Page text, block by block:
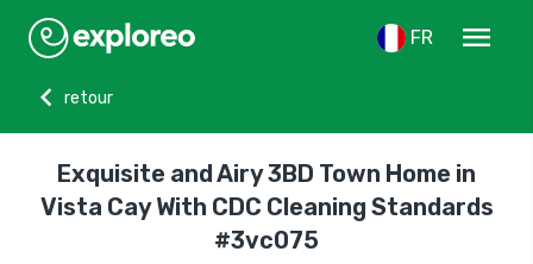
FR
menu
chevron_left
retour
Exquisite and Airy 3BD Town Home in
Vista Cay With CDC Cleaning Standards
#3vc075